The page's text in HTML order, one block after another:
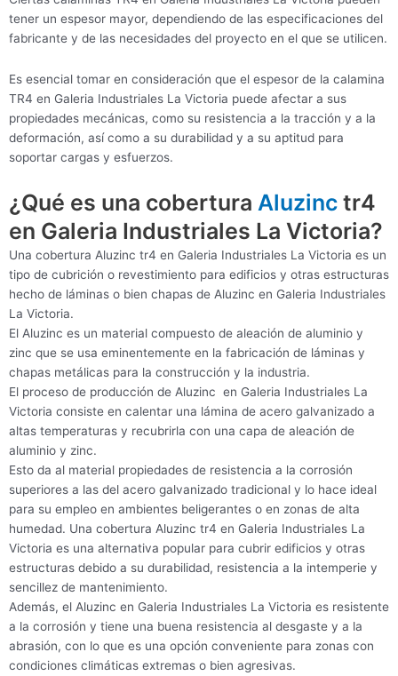
tener un espesor mayor, dependiendo de las especificaciones del
fabricante y de las necesidades del proyecto en el que se utilicen.
Es esencial tomar en consideración que el espesor de la calamina
TR4 en Galeria Industriales La Victoria puede afectar a sus
propiedades mecánicas, como su resistencia a la tracción y a la
deformación, así como a su durabilidad y a su aptitud para
soportar cargas y esfuerzos.
¿Qué es una cobertura Aluzinc tr4
en Galeria Industriales La Victoria?
Una cobertura Aluzinc tr4 en Galeria Industriales La Victoria es un
tipo de cubrición o revestimiento para edificios y otras estructuras
hecho de láminas o bien chapas de Aluzinc en Galeria Industriales
La Victoria.
El Aluzinc es un material compuesto de aleación de aluminio y
zinc que se usa eminentemente en la fabricación de láminas y
chapas metálicas para la construcción y la industria.
El proceso de producción de Aluzinc en Galeria Industriales La
Victoria consiste en calentar una lámina de acero galvanizado a
altas temperaturas y recubrirla con una capa de aleación de
aluminio y zinc.
Esto da al material propiedades de resistencia a la corrosión
superiores a las del acero galvanizado tradicional y lo hace ideal
para su empleo en ambientes beligerantes o en zonas de alta
humedad. Una cobertura Aluzinc tr4 en Galeria Industriales La
Victoria es una alternativa popular para cubrir edificios y otras
estructuras debido a su durabilidad, resistencia a la intemperie y
sencillez de mantenimiento.
Además, el Aluzinc en Galeria Industriales La Victoria es resistente
a la corrosión y tiene una buena resistencia al desgaste y a la
abrasión, con lo que es una opción conveniente para zonas con
condiciones climáticas extremas o bien agresivas.